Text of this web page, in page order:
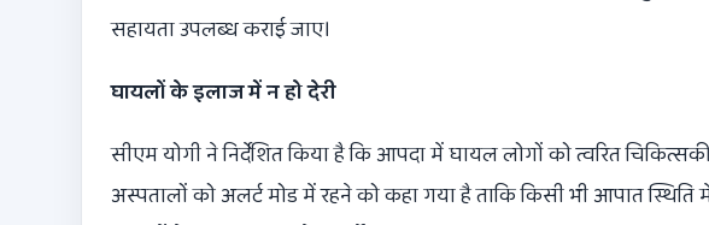
सहायता उपलब्ध कराई जाए।
घायलों के इलाज में न हो देरी
सीएम योगी ने निर्देशित किया है कि आपदा में घायल लोगों को त्वरित
अस्पतालों को अलर्ट मोड में रहने को कहा गया है ताकि किसी भी आपात